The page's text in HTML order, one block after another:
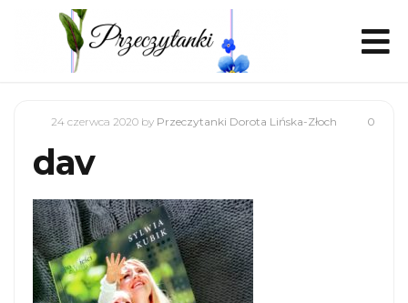
0
24 czerwca 2020 by Przeczytanki Dorota Lińska-Złoch
dav